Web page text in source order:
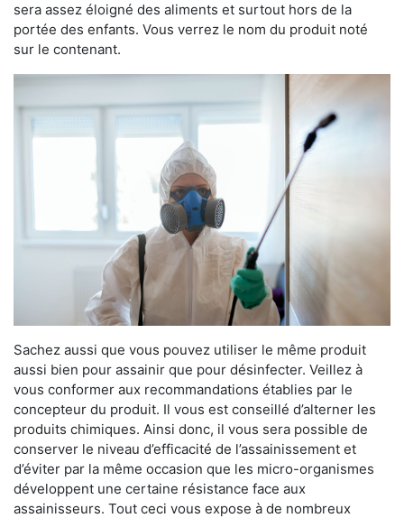
sera assez éloigné des aliments et surtout hors de la
portée des enfants. Vous verrez le nom du produit noté
sur le contenant.
Sachez aussi que vous pouvez utiliser le même produit
aussi bien pour assainir que pour désinfecter. Veillez à
vous conformer aux recommandations établies par le
concepteur du produit. Il vous est conseillé d’alterner les
produits chimiques. Ainsi donc, il vous sera possible de
conserver le niveau d’efficacité de l’assainissement et
d’éviter par la même occasion que les micro-organismes
développent une certaine résistance face aux
assainisseurs. Tout ceci vous expose à de nombreux